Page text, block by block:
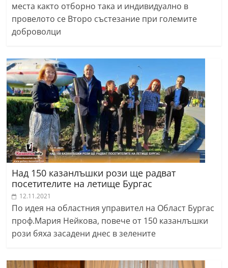
места както отборно така и индивидуално в
провелото се Второ състезание при големите
доброволци
Над 150 казанлъшки рози ще радват
посетителите на летище Бургас
12.11.2021
По идея на областния управител на Област Бургас
проф.Мария Нейкова, повече от 150 казанлъшки
рози бяха засадени днес в зелените